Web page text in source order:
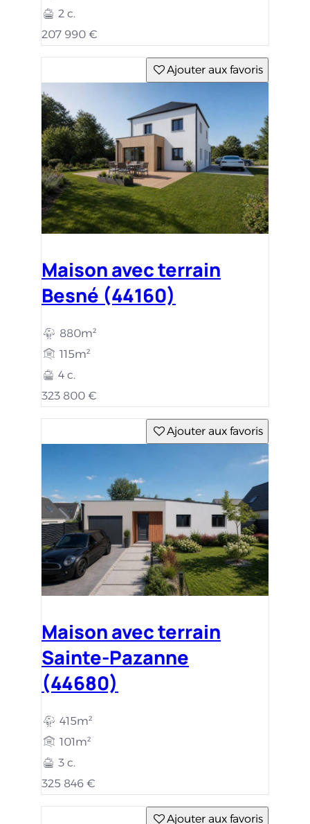
2 c.
207 990 €
Ajouter aux favoris
Maison avec terrain
Besné (44160)
880m²
115m²
4 c.
323 800 €
Ajouter aux favoris
Maison avec terrain
Sainte-Pazanne
(44680)
415m²
101m²
3 c.
325 846 €
Ajouter aux favoris